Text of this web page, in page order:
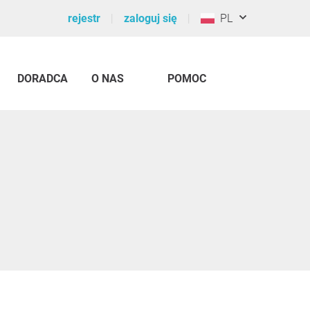
rejestr zaloguj się PL
DORADCA O NAS POMOC